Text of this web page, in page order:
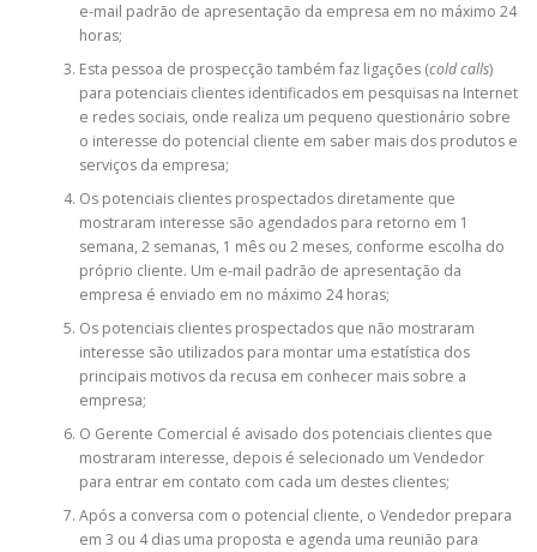
e-mail padrão de apresentação da empresa em no máximo 24
horas;
Esta pessoa de prospecção também faz ligações (cold calls)
para potenciais clientes identificados em pesquisas na Internet
e redes sociais, onde realiza um pequeno questionário sobre
o interesse do potencial cliente em saber mais dos produtos e
serviços da empresa;
Os potenciais clientes prospectados diretamente que
mostraram interesse são agendados para retorno em 1
semana, 2 semanas, 1 mês ou 2 meses, conforme escolha do
próprio cliente. Um e-mail padrão de apresentação da
empresa é enviado em no máximo 24 horas;
Os potenciais clientes prospectados que não mostraram
interesse são utilizados para montar uma estatística dos
principais motivos da recusa em conhecer mais sobre a
empresa;
O Gerente Comercial é avisado dos potenciais clientes que
mostraram interesse, depois é selecionado um Vendedor
para entrar em contato com cada um destes clientes;
Após a conversa com o potencial cliente, o Vendedor prepara
em 3 ou 4 dias uma proposta e agenda uma reunião para